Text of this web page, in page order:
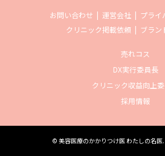
お問い合わせ 運営会社
プライ
クリニック掲載依頼
ブラン
売れコス
DX実行委員長
クリニック収益向上
採用情報
© 美容医療のかかりつけ医 わたしの名医.